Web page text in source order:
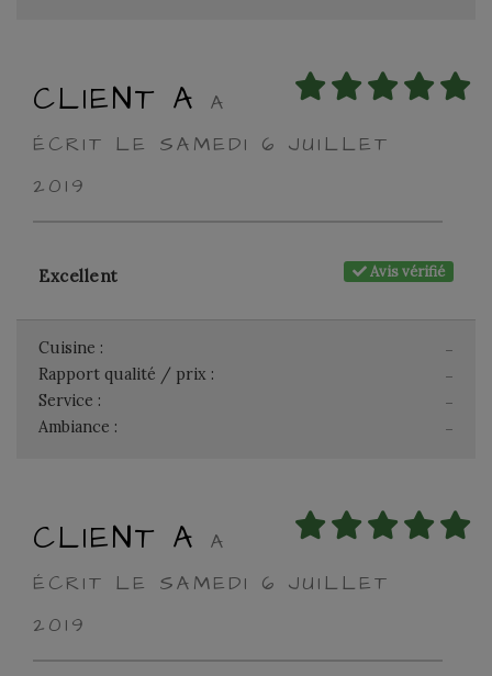
CLIENT A
A
ÉCRIT LE SAMEDI 6 JUILLET
2019
Avis vérifié
Excellent
-
Cuisine :
-
Rapport qualité / prix :
-
Service :
-
Ambiance :
CLIENT A
A
ÉCRIT LE SAMEDI 6 JUILLET
2019